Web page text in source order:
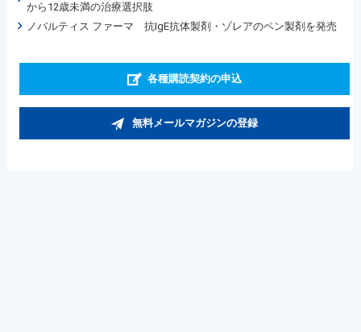
から12歳未満の治療選択肢
ノバルティス ファーマ 抗IgE抗体製剤・ゾレアのペン製剤を発売
各種購読契約の申込
無料メールマガジンの登録